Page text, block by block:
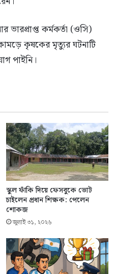
ভারপ্রাপ্ত কর্মকর্তা (ওসি)
কৃষকের মৃত্যুর ঘটনাটি
পাইনি।
স্কুল ফাঁকি দিয়ে ফেসবুকে ভোট
চাইলেন প্রধান শিক্ষক: পেলেন
শোকজ
জুলাই ৩১, ২০২৬